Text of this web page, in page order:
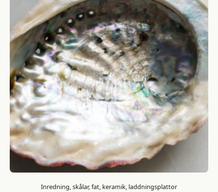
Inredning, skålar, fat, keramik, laddningsplattor